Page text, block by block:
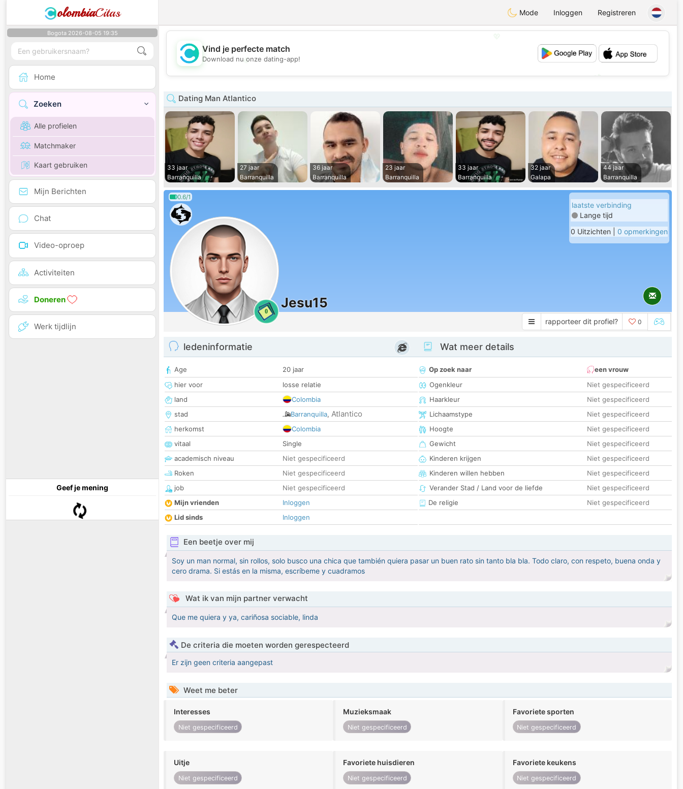
olombiaCitas Mode Inloggen Registreren
Bogota 2026-08-05 19:35
Home
Zoeken
Alle profielen
Matchmaker
Kaart gebruiken
Mijn Berichten
Chat
Video-oproep
Activiteiten
Doneren
Werk tijdlijn
Geef je mening
💕
Vind je perfecte match
Download nu onze dating-app!
Dating Man Atlantico
33 jaar
Barranquilla
27 jaar
Barranquilla
36 jaar
Barranquilla
23 jaar
Barranquilla
33 jaar
Barranquilla
32 jaar
Galapa
44 jaar
Barranquilla
0.6/1
0
Jesu15
laatste verbinding
Lange tijd
0 Uitzichten | 0 opmerkingen
rapporteer dit profiel? 0
ledeninformatie
Age
20 jaar
hier voor
losse relatie
land
Colombia
stad
Barranquilla, Atlantico
herkomst
Colombia
vitaal
Single
academisch niveau
Niet gespecificeerd
Roken
Niet gespecificeerd
job
Niet gespecificeerd
Mijn vrienden
Inloggen
Lid sinds
Inloggen
Wat meer details
Op zoek naar
een vrouw
Ogenkleur
Niet gespecificeerd
Haarkleur
Niet gespecificeerd
Lichaamstype
Niet gespecificeerd
Hoogte
Niet gespecificeerd
Gewicht
Niet gespecificeerd
Kinderen krijgen
Niet gespecificeerd
Kinderen willen hebben
Niet gespecificeerd
Verander Stad / Land voor de liefde
Niet gespecificeerd
De religie
Niet gespecificeerd
Een beetje over mij
Soy un man normal, sin rollos, solo busco una chica que también quiera pasar un buen rato sin tanto bla bla. Todo claro, con respeto, buena onda y
cero drama. Si estás en la misma, escríbeme y cuadramos
Wat ik van mijn partner verwacht
Que me quiera y ya, cariñosa sociable, linda
De criteria die moeten worden gerespecteerd
Er zijn geen criteria aangepast
Weet me beter
Interesses
Niet gespecificeerd
Muzieksmaak
Niet gespecificeerd
Favoriete sporten
Niet gespecificeerd
Uitje
Niet gespecificeerd
Favoriete huisdieren
Niet gespecificeerd
Favoriete keukens
Niet gespecificeerd